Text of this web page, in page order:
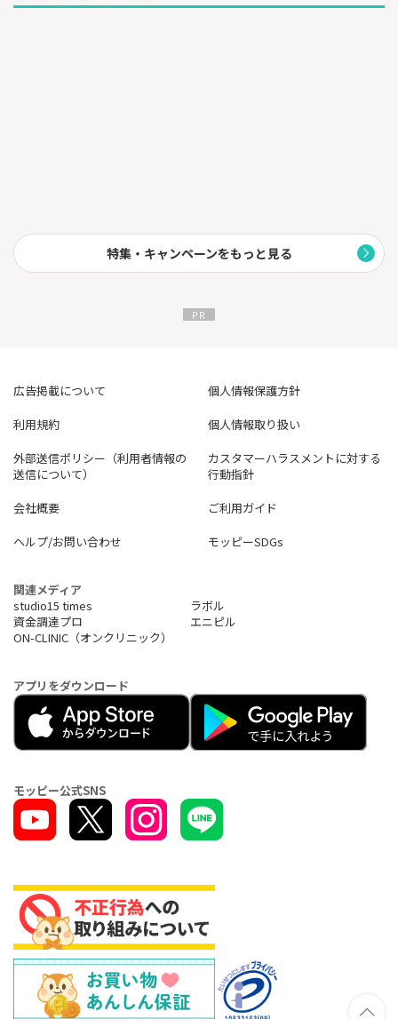
特集・キャンペーンをもっと見る
広告掲載について
個人情報保護方針
利用規約
個人情報取り扱い
外部送信ポリシー（利用者情報の
送信について）
カスタマーハラスメントに対する
行動指針
会社概要
ご利用ガイド
ヘルプ/お問い合わせ
モッピーSDGs
関連メディア
studio15 times
ラボル
資金調達プロ
エニピル
ON-CLINIC（オンクリニック）
アプリをダウンロード
モッピー公式SNS